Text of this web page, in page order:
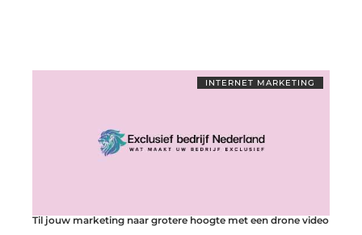
INTERNET MARKETING
Til jouw marketing naar grotere hoogte met een drone video